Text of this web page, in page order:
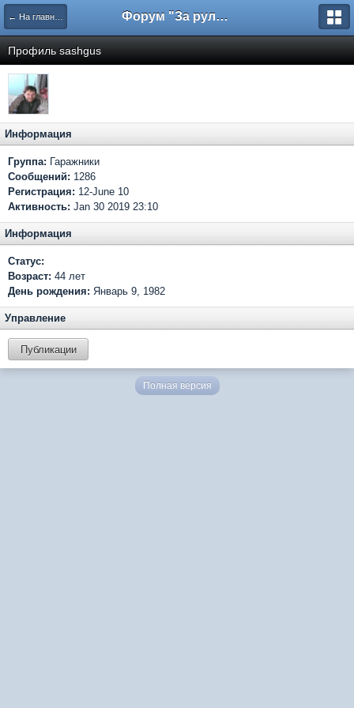
← На главную Форум "За рулем"
Профиль sashgus
Информация
Группа: Гаражники
Сообщений: 1286
Регистрация: 12-June 10
Активность: Jan 30 2019 23:10
Информация
Статус:
Возраст: 44 лет
День рождения: Январь 9, 1982
Управление
Публикации
Полная версия